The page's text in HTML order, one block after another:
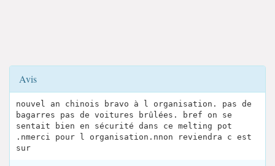
Avis
nouvel an chinois bravo à l organisation. pas de
bagarres pas de voitures brûlées. bref on se
sentait bien en sécurité dans ce melting pot
.nmerci pour l organisation.nnon reviendra c est
sur